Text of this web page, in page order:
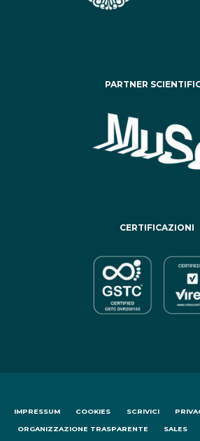
PARTNER
CERTIFICAZIONI
IMPRESSUM COOKIES SCRIVICI
ORGANIZZAZIONE TRASPARENTE SALES